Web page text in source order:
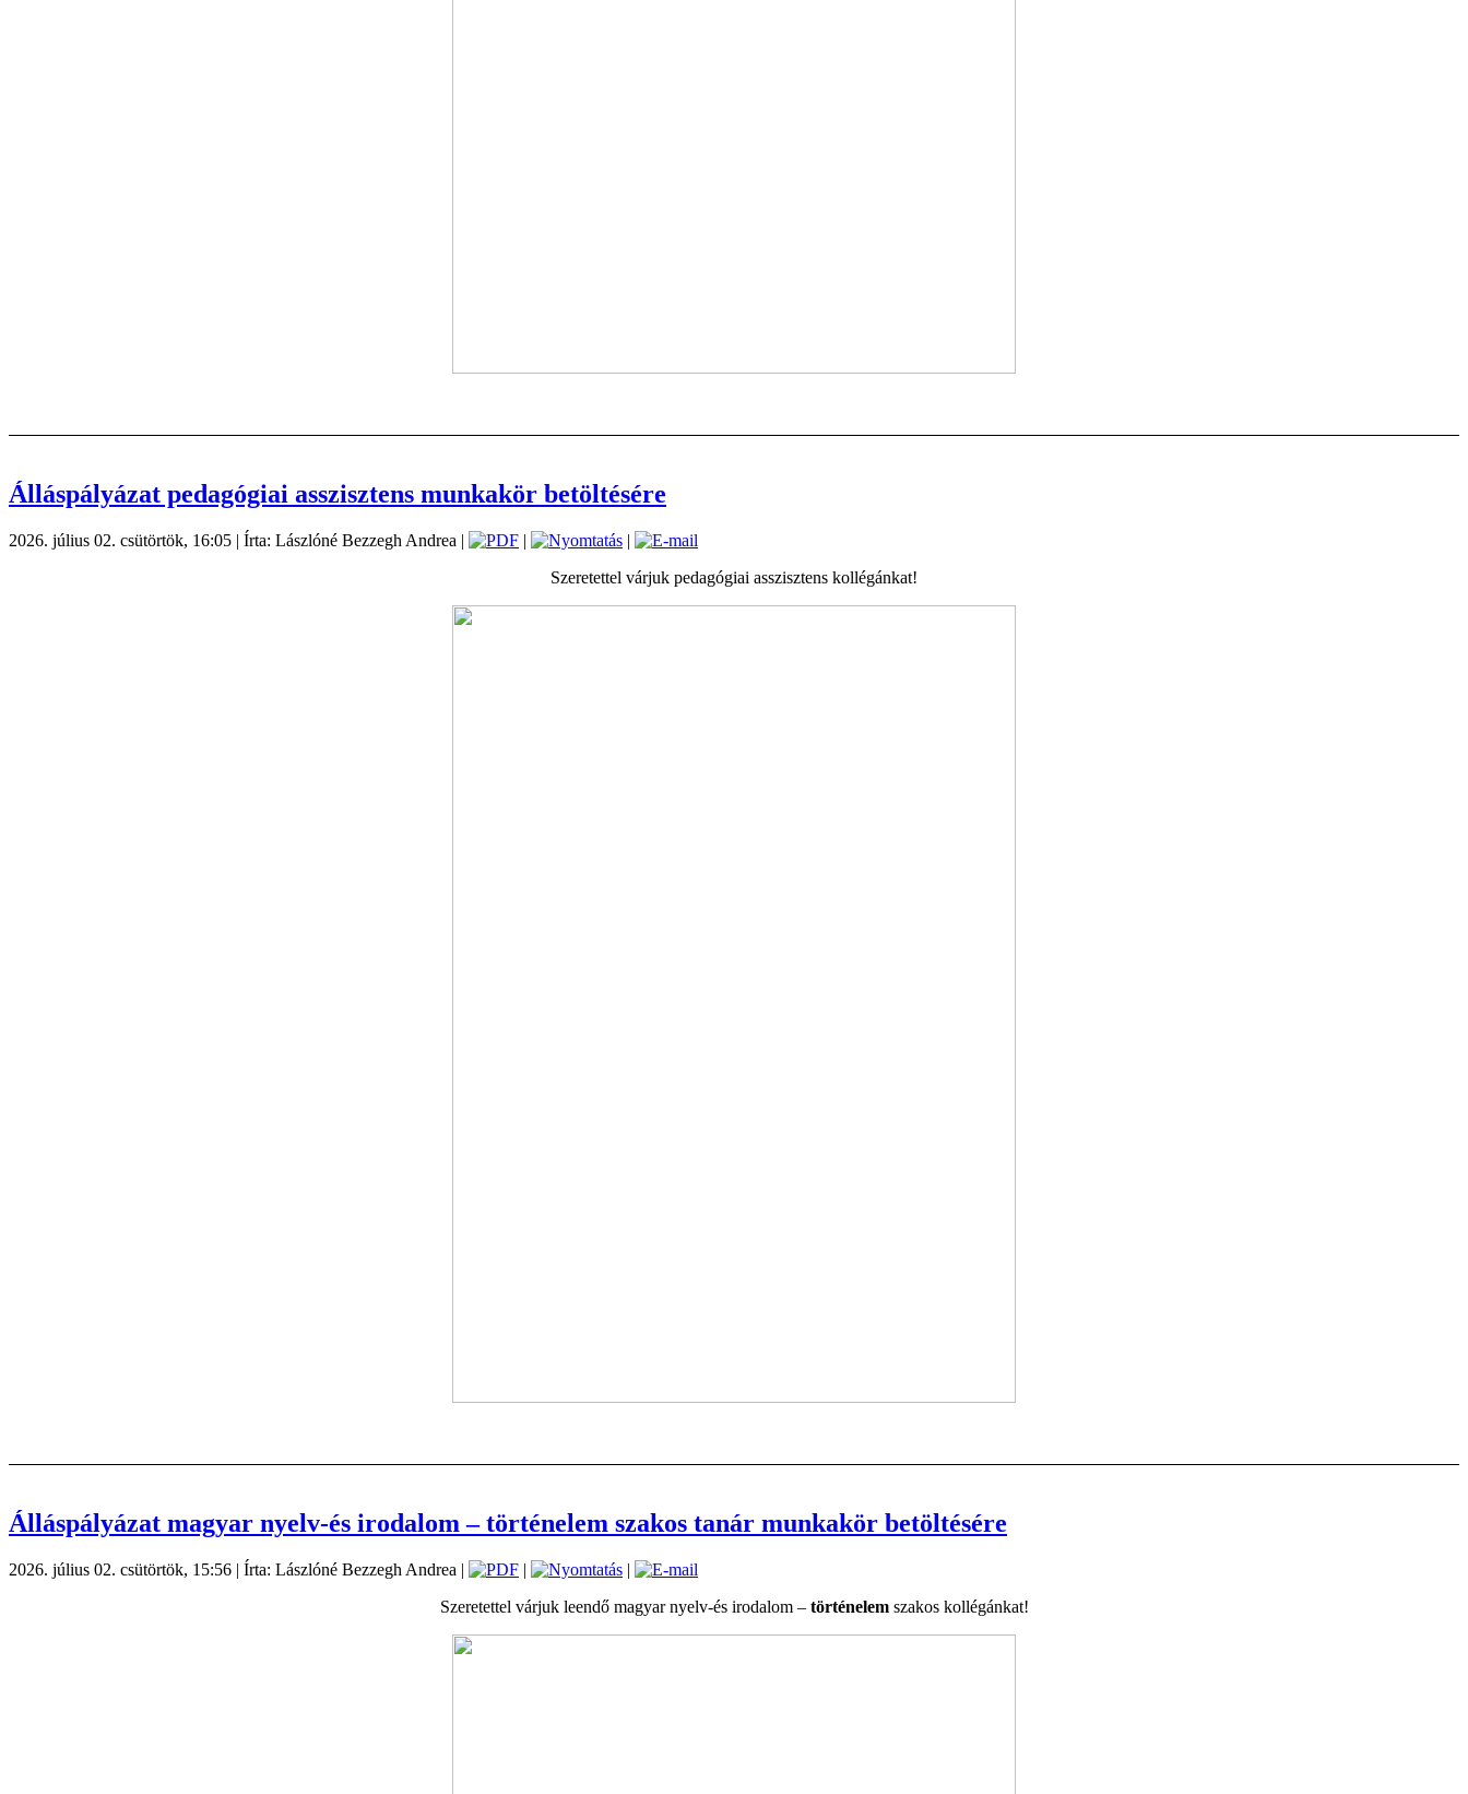
Álláspályázat pedagógiai asszisztens munkakör betöltésére
2026. július 02. csütörtök, 16:05 | Írta: Lászlóné Bezzegh Andrea | |
|
Szeretettel várjuk pedagógiai asszisztens kollégánkat!
Álláspályázat magyar nyelv-és irodalom – történelem szakos tanár munkakör betöltésére
2026. július 02. csütörtök, 15:56 | Írta: Lászlóné Bezzegh Andrea | |
|
Szeretettel várjuk leendő magyar nyelv-és irodalom –történelem szakos kollégánkat!